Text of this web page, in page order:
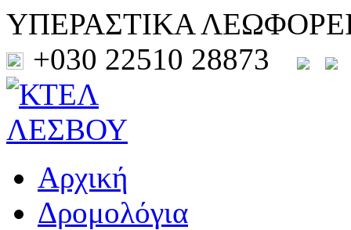
ΥΠΕΡΑΣΤΙΚΑ
+030 22510 28873
Αρχική
Δρομολόγια